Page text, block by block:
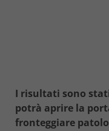
I risultati sono
potrà aprire la
fronteggiare